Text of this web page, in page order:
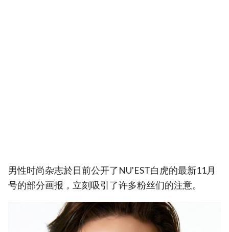
男性时尚杂志於日前公开了NU'EST白虎的最新11月
号的部分画报，立刻吸引了许多粉丝们的注意。